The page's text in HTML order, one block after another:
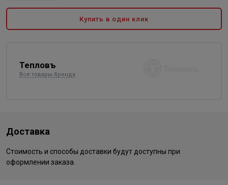
Купить в один клик
Тепловъ
Все товары бренда
Доставка
Стоимость и способы доставки будут доступны при
оформлении заказа.